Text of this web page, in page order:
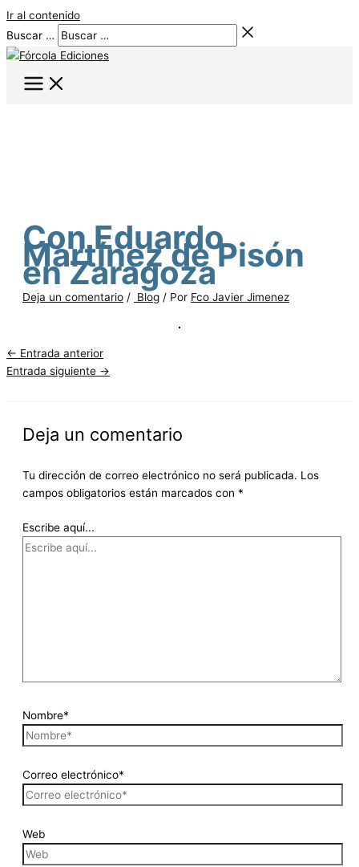
Ir al contenido
Buscar …
Con Eduardo
Martínez de Pisón
en Zaragoza
Deja un comentario / Blog / Por Fco Javier Jimenez
← Entrada anterior
Entrada siguiente →
Deja un comentario
Tu dirección de correo electrónico no será publicada. Los
campos obligatorios están marcados con *
Escribe aquí...
Nombre*
Correo electrónico*
Web